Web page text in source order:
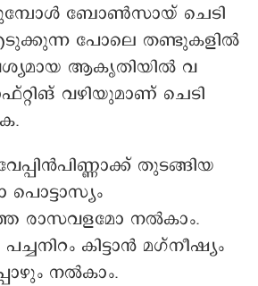
ബോൺസായ് ചെടി
പോലെ തണ്ടുകളിൽ
ആകൃതിയിൽ വ
വഴിയുമാണ് ചെടി
തുടങ്ങിയ
രാസവളമോ നൽകാം.
കിട്ടാൻ മഗ്‌നീഷ്യം
നൽകാം.